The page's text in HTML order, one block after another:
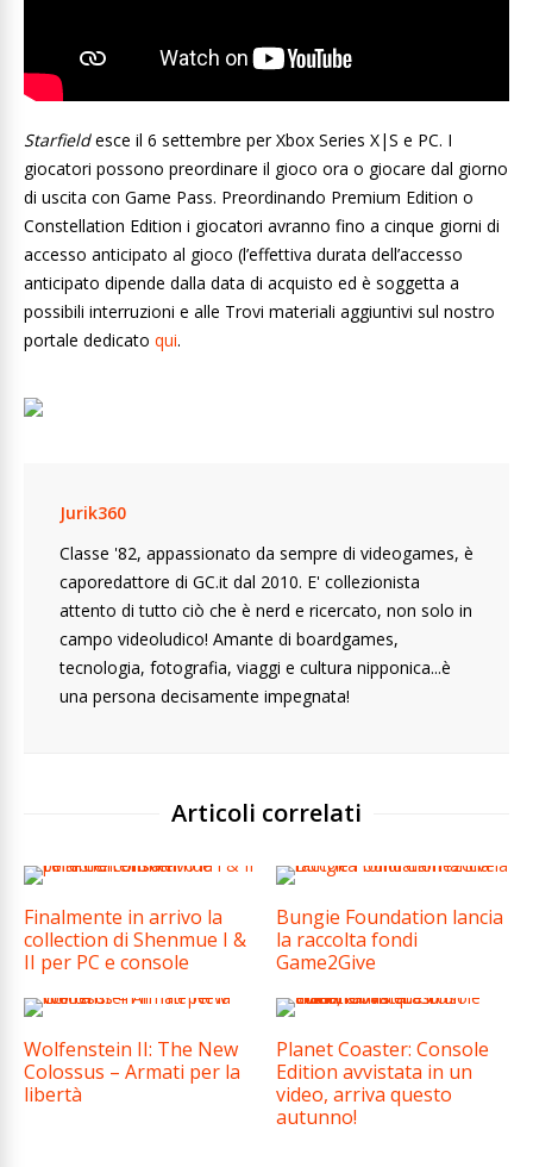
Starfieldesce il 6 settembre per Xbox Series X|S e PC. I
giocatori possono preordinare il gioco ora o giocare dal giorno
di uscita con Game Pass. Preordinando Premium Edition o
Constellation Edition i giocatori avranno fino a cinque giorni di
accesso anticipato al gioco (l’effettiva durata dell’accesso
anticipato dipende dalla data di acquisto ed è soggetta a
possibili interruzioni e alle Trovi materiali aggiuntivi sul nostro
portale dedicato qui.
Jurik360
Classe '82, appassionato da sempre di videogames, è
caporedattore di GC.it dal 2010. E' collezionista
attento di tutto ciò che è nerd e ricercato, non solo in
campo videoludico! Amante di boardgames,
tecnologia, fotografia, viaggi e cultura nipponica...è
una persona decisamente impegnata!
Articoli correlati
Finalmente in arrivo la
collection di Shenmue I &
II per PC e console
Bungie Foundation lancia
la raccolta fondi
Game2Give
Wolfenstein II: The New
Colossus – Armati per la
libertà
Planet Coaster: Console
Edition avvistata in un
video, arriva questo
autunno!